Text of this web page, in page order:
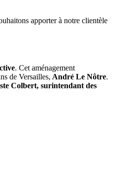
apporter à notre clientèle
. Cet aménagement
de Versailles, André Le Nôtre.
Colbert, surintendant des